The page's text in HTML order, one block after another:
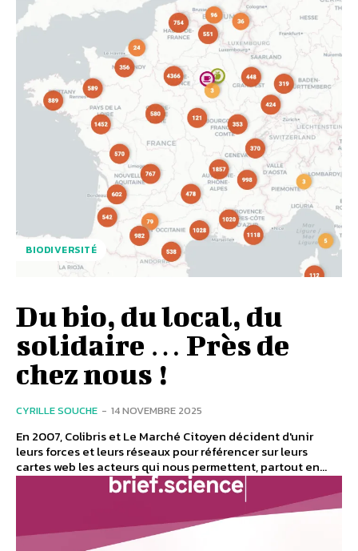
BIODIVERSITÉ
Du bio, du local, du
solidaire … Près de
chez nous !
CYRILLE SOUCHE - 14 NOVEMBRE 2025
En 2007, Colibris et Le Marché Citoyen décident d'unir
leurs forces et leurs réseaux pour référencer sur leurs
cartes web les acteurs qui nous permettent, partout en...